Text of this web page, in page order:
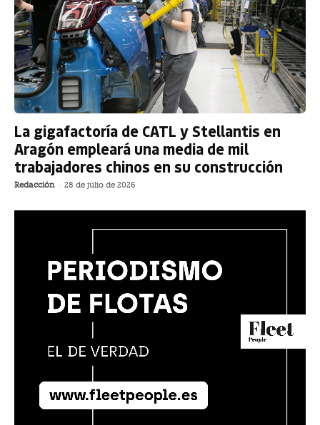
La gigafactoría de CATL y Stellantis en
Aragón empleará una media de mil
trabajadores chinos en su construcción
Redacción - 28 de julio de 2026